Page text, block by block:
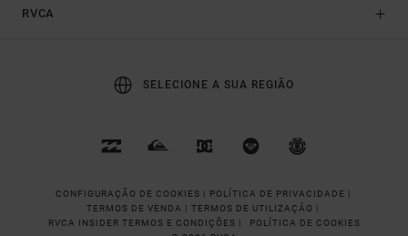
RVCA
SELECIONE A SUA REGIÃO
CONFIGURAÇÃO DE COOKIES | POLÍTICA DE PRIVACIDADE |
TERMOS DE VENDA | TERMOS DE UTILIZAÇÂO |
RVCA INSIDER TERMOS E CONDIÇÕES |
POLÍTICA DE COOKIES